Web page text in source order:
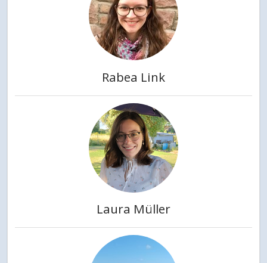
Rabea Link
Laura Müller